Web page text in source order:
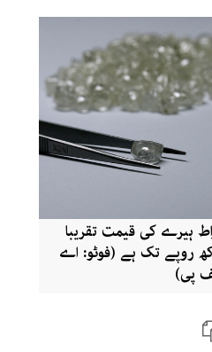
ہیرے کی قیمت تقریبا
روپے تک ہے (فوٹو: اے
پی)